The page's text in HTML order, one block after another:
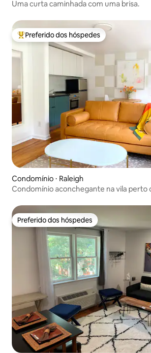
Uma curta caminhada com uma brisa.
Entre os melhores preferidos dos hóspedes
Preferido dos hóspedes
Condomínio ⋅ Raleigh
Condomínio aconchegante na vila perto
Preferido dos hóspedes
Preferido dos hóspedes